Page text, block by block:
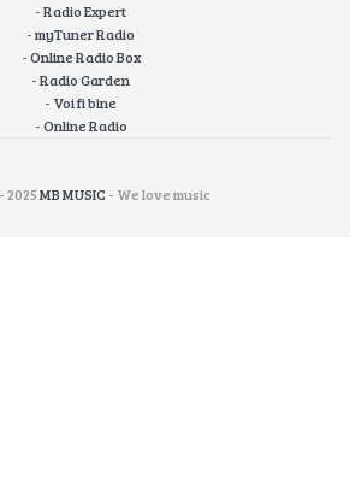
-Radio Expert
-myTuner Radio
-Online Radio Box
-Radio Garden
- Voi fi bine
-Online Radio
2025MB MUSIC - We love music